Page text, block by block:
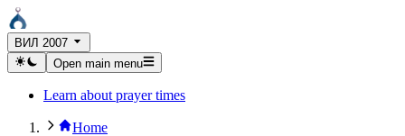
ВИЛ 2007
Open main menu
Learn about prayer times
Home